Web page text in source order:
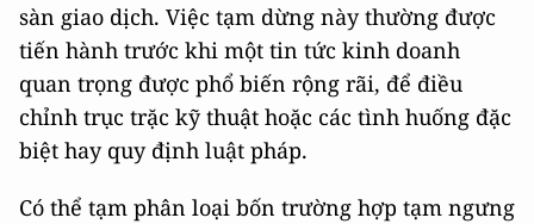
sàn giao dịch. Việc tạm dừng này thường được
tiến hành trước khi một tin tức kinh doanh
quan trọng được phổ biến rộng rãi, để điều
chỉnh trục trặc kỹ thuật hoặc các tình huống đặc
biệt hay quy định luật pháp.
Có thể tạm phân loại bốn trường hợp tạm ngưng